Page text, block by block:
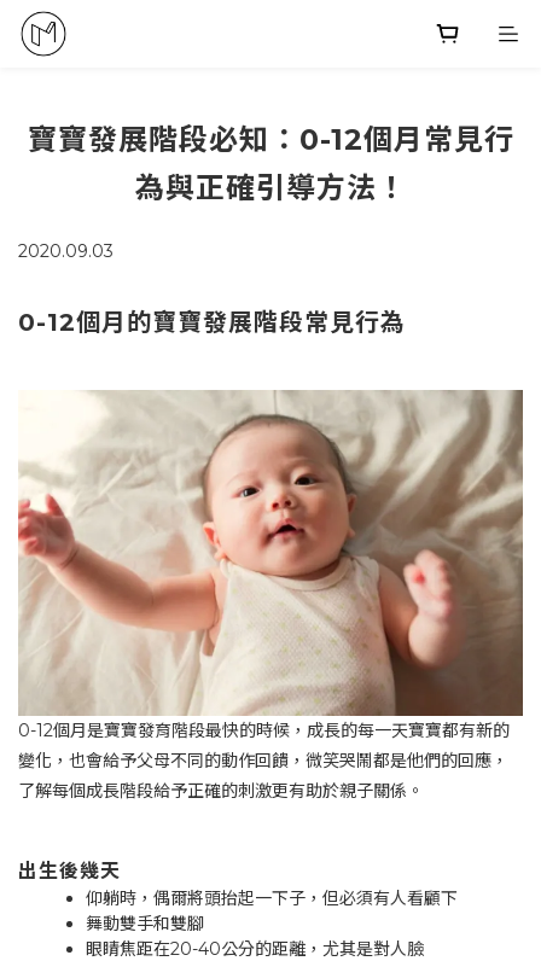
寶寶發展階段必知：0-12個月常見行
為與正確引導方法！
2020.09.03
0-12個月的寶寶發展階段常見行為
0-12個月是寶寶發育階段最快的時候，成長的每一天寶寶都有新的
變化，也會給予父母不同的動作回饋，微笑哭鬧都是他們的回應，
了解每個成長階段給予正確的刺激更有助於親子關係。
出生後幾天
仰躺時，偶爾將頭抬起一下子，但必須有人看顧下
舞動雙手和雙腳
眼睛焦距在20-40公分的距離，尤其是對人臉